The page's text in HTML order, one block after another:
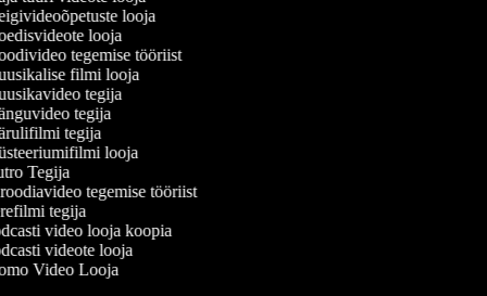
looja
looja
tegemise tööriist
filmi looja
tegija
tegija
tegija
looja
Tegija
tegemise tööriist
tegija
video looja koopia
videote looja
Video Looja